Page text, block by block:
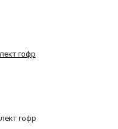
гофр